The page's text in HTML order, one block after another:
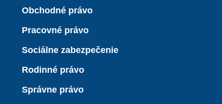
Obchodné právo
Pracovné právo
Sociálne zabezpečenie
Rodinné právo
Správne právo